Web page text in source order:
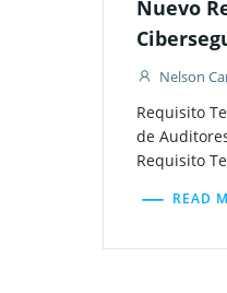
Nuevo
Nelson
Requisito
de
Requisito
READ